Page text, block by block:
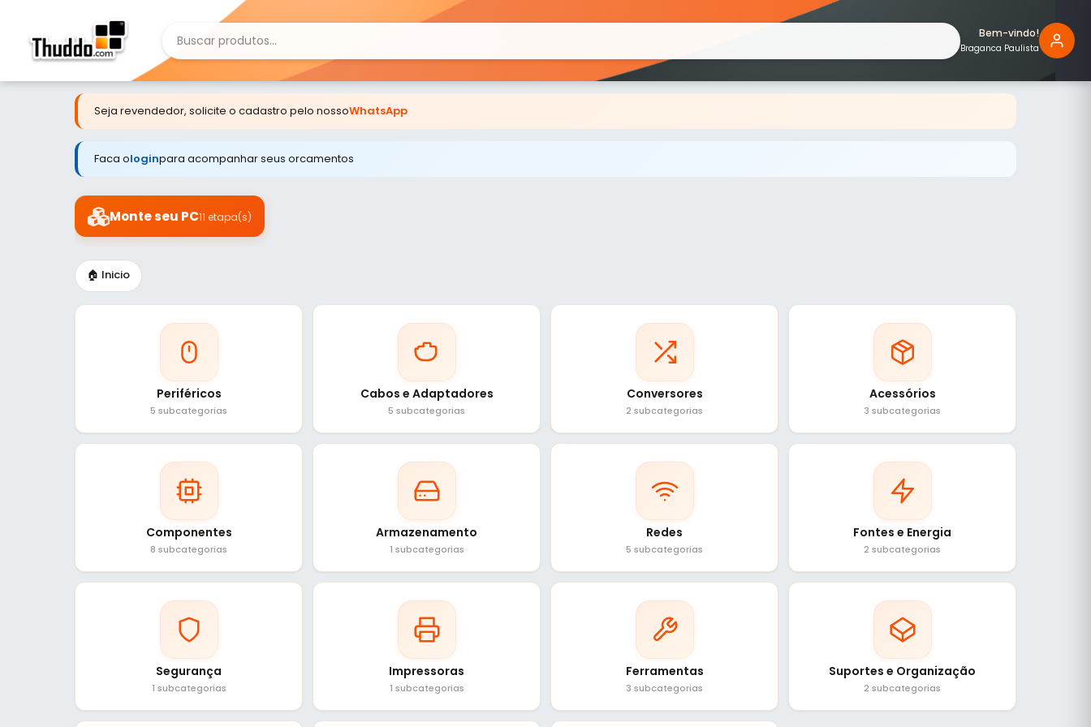
Bem-vindo!
Braganca Paulista
Seja revendedor, solicite o cadastro pelo nossoWhatsApp
Faca ologinpara acompanhar seus orcamentos
Monte seu PC11 etapa(s)
🏠 Inicio
Periféricos
5 subcategorias
Cabos e Adaptadores
5 subcategorias
Conversores
2 subcategorias
Acessórios
3 subcategorias
Componentes
8 subcategorias
Armazenamento
1 subcategorias
Redes
5 subcategorias
Fontes e Energia
2 subcategorias
Segurança
1 subcategorias
Impressoras
1 subcategorias
Ferramentas
3 subcategorias
Suportes e Organização
2 subcategorias